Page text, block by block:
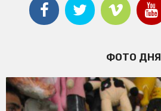
ФОТО ДНЯ